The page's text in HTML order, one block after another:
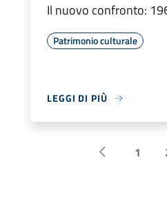
Il nuovo confronto:
Patrimonio culturale
LEGGI DI PIÙ
Pagina 1